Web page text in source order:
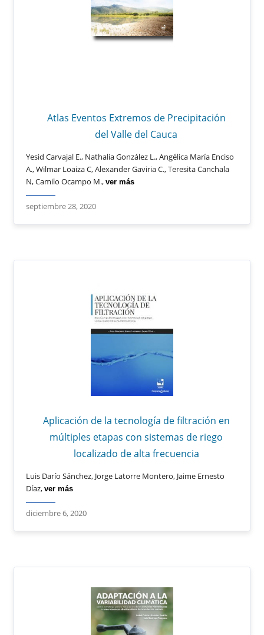
Atlas Eventos Extremos de Precipitación
del Valle del Cauca
Yesid Carvajal E., Nathalia González L., Angélica María Enciso
A., Wilmar Loaiza C, Alexander Gaviria C., Teresita Canchala
N, Camilo Ocampo M.,ver más
septiembre 28, 2020
Aplicación de la tecnología de filtración en
múltiples etapas con sistemas de riego
localizado de alta frecuencia
Luis Darío Sánchez, Jorge Latorre Montero, Jaime Ernesto
Díaz,ver más
diciembre 6, 2020